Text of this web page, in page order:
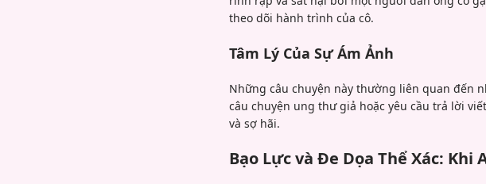
theo dõi hành trình của cô.
Tâm Lý Của Sự Ám Ảnh
Những câu chuyện này thường liên quan đến
câu chuyện ung thư giả hoặc yêu cầu trả lời
và sợ hãi.
Bạo Lực và Đe Dọa Thể Xác: Khi